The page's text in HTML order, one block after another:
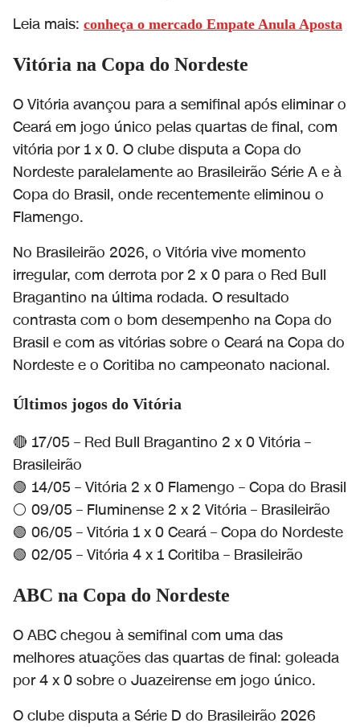
Leia mais: conheça o mercado Empate Anula Aposta
Vitória na Copa do Nordeste
O Vitória avançou para a semifinal após eliminar o
Ceará em jogo único pelas quartas de final, com
vitória por 1 x 0. O clube disputa a Copa do
Nordeste paralelamente ao Brasileirão Série A e à
Copa do Brasil, onde recentemente eliminou o
Flamengo.
No Brasileirão 2026, o Vitória vive momento
irregular, com derrota por 2 x 0 para o Red Bull
Bragantino na última rodada. O resultado
contrasta com o bom desempenho na Copa do
Brasil e com as vitórias sobre o Ceará na Copa do
Nordeste e o Coritiba no campeonato nacional.
Últimos jogos do Vitória
🔴 17/05 – Red Bull Bragantino 2 x 0 Vitória –
Brasileirão
🟢 14/05 – Vitória 2 x 0 Flamengo – Copa do Brasil
⚪ 09/05 – Fluminense 2 x 2 Vitória – Brasileirão
🟢 06/05 – Vitória 1 x 0 Ceará – Copa do Nordeste
🟢 02/05 – Vitória 4 x 1 Coritiba – Brasileirão
ABC na Copa do Nordeste
O ABC chegou à semifinal com uma das
melhores atuações das quartas de final: goleada
por 4 x 0 sobre o Juazeirense em jogo único.
O clube disputa a Série D do Brasileirão 2026